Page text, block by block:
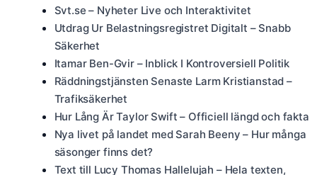
Svt.se – Nyheter Live och Interaktivitet
Utdrag Ur Belastningsregistret Digitalt – Snabb
Säkerhet
Itamar Ben-Gvir – Inblick I Kontroversiell Politik
Räddningstjänsten Senaste Larm Kristianstad –
Trafiksäkerhet
Hur Lång Är Taylor Swift – Officiell längd och fakta
Nya livet på landet med Sarah Beeny – Hur många
säsonger finns det?
Text till Lucy Thomas Hallelujah – Hela texten,